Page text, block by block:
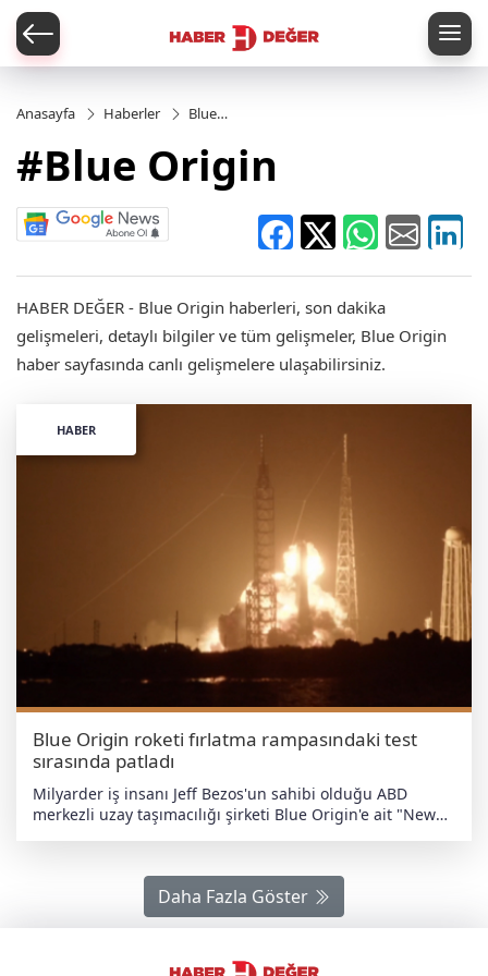
Anasayfa Haberler
Blue
#Blue Origin
HABER DEĞER - Blue Origin haberleri, son dakika
gelişmeleri, detaylı bilgiler ve tüm gelişmeler, Blue Origin
haber sayfasında canlı gelişmelere ulaşabilirsiniz.
HABER
Blue Origin roketi fırlatma rampasındaki test
sırasında patladı
Milyarder iş insanı Jeff Bezos'un sahibi olduğu ABD
merkezli uzay taşımacılığı şirketi Blue Origin'e ait "New
ABD'nin Florida eyaletinde yer alan Cape Canaveral Uzay
Kuvvetleri İstasyonu'ndaki fırlatma rampasında, gece
saatlerinde gerçekleştirilen test sırasında henüz
Yaşanan şiddetli patlama herhangi bir can kaybına veya
Daha Fazla Göster